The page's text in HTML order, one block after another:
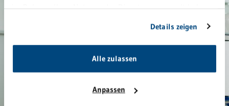
im Rahmen Ihrer Nutzung der Dienste gesammelt haben.
Details zeigen
Alle zulassen
Anpassen